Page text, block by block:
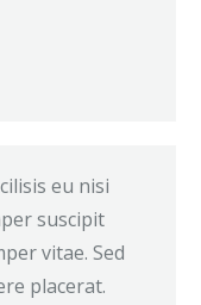
eu nisi
suscipit
vitae. Sed
placerat.